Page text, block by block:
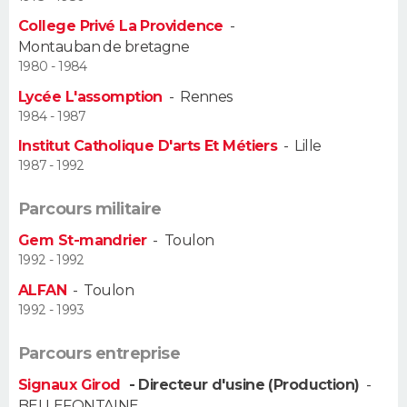
Alimentation
Guide de la santé
Maladies
Médicaments
Sommeil
VOYAGE
BONS PLANS
CARTE DE VOEUX
Carte de Noël
Carte Bonne année
Carte Saint-Valentin
Carte Pâques
Carte d'anniversaire
DICTIONNAIRE
Dictionnaire
Biographies
Citations
Expressions
Proverbes
PROGRAMME TV
AVIS DE DÉCÈS
College Privé La Providence -
Montauban de bretagne
1980 - 1984
Lycée L'assomption - Rennes
1984 - 1987
Institut Catholique D'arts Et Métiers- Lille
1987 - 1992
Parcours militaire
Gem St-mandrier- Toulon
1992 - 1992
ALFAN - Toulon
1992 - 1993
Parcours entreprise
Signaux Girod - Directeur d'usine (Production) -